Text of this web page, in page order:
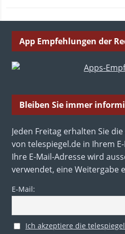
App Empfehlungen der
Bleiben Sie immer
Jeden Freitag erhalten Sie
von telespiegel.de in Ihrem
Ihre E-Mail-Adresse wird
verwendet, eine Weitergabe
E-Mail:
Ich akzeptiere die